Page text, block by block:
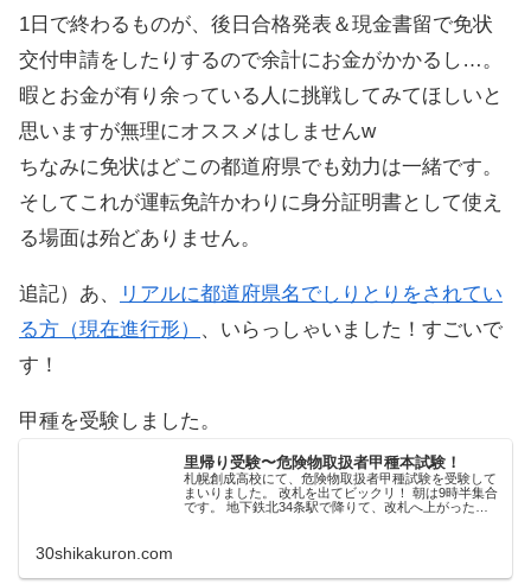
1日で終わるものが、後日合格発表＆現金書留で免状
交付申請をしたりするので余計にお金がかかるし…。
暇とお金が有り余っている人に挑戦してみてほしいと
思いますが無理にオススメはしませんw
ちなみに免状はどこの都道府県でも効力は一緒です。
そしてこれが運転免許かわりに身分証明書として使え
る場面は殆どありません。
追記）あ、
リアルに都道府県名でしりとりをされてい
る方（現在進行形）
、いらっしゃいました！すごいで
す！
甲種を受験しました。
里帰り受験〜危険物取扱者甲種本試験！
札幌創成高校にて、危険物取扱者甲種試験を受験して
まいりました。 改札を出てビックリ！ 朝は9時半集合
です。 地下鉄北34条駅で降りて、改札へ上がったと
30shikakuron.com